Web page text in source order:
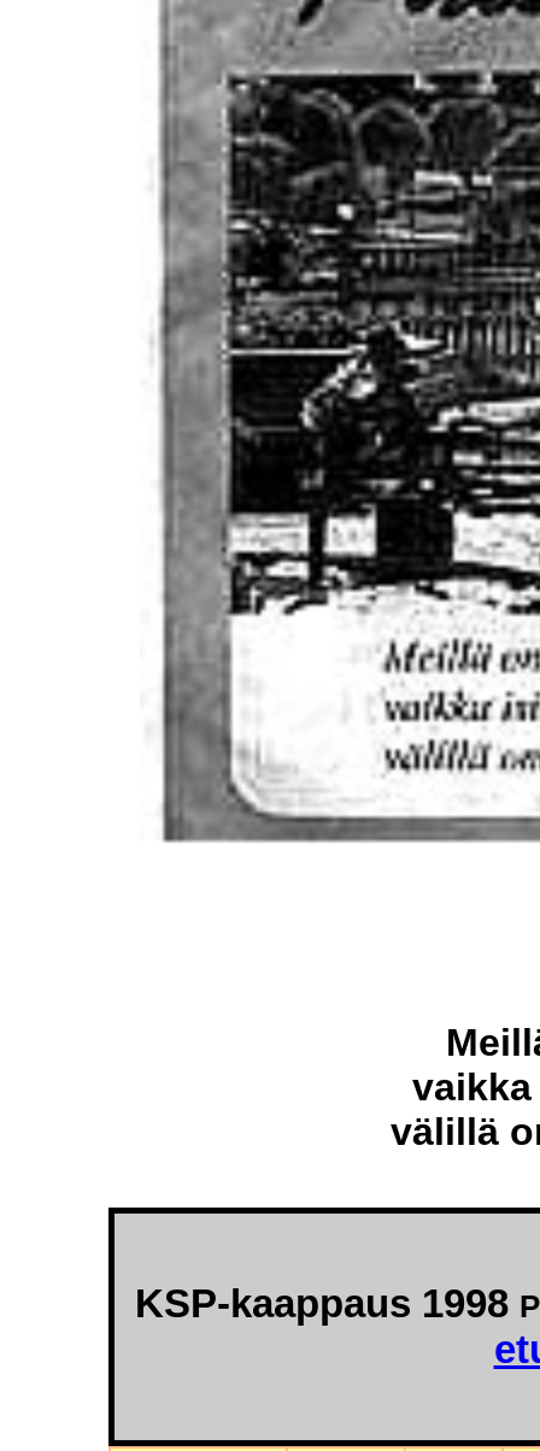
välillä
KSP-kaappaus 1998